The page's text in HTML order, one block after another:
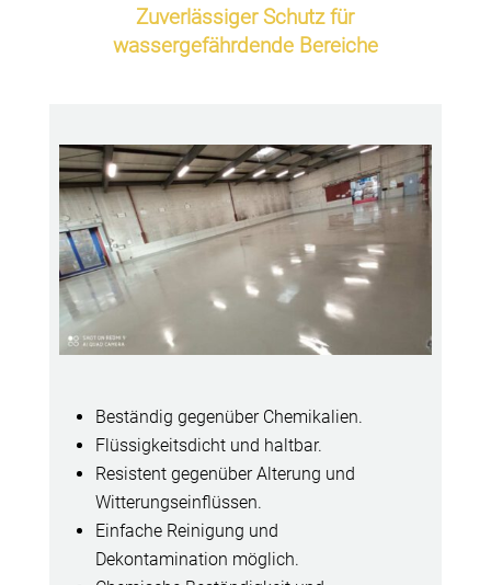
Zuverlässiger Schutz für
wassergefährdende Bereiche
Beständig gegenüber Chemikalien.
Flüssigkeitsdicht und haltbar.
Resistent gegenüber Alterung und
Witterungseinflüssen.
Einfache Reinigung und
Dekontamination möglich.